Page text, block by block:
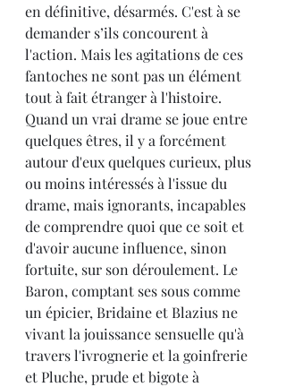
en définitive, désarmés. C'est à se
demander s’ils concourent à
l'action. Mais les agitations de ces
fantoches ne sont pas un élément
tout à fait étranger à l'histoire.
Quand un vrai drame se joue entre
quelques êtres, il y a forcément
autour d'eux quelques curieux, plus
ou moins intéressés à l'issue du
drame, mais ignorants, incapables
de comprendre quoi que ce soit et
d'avoir aucune influence, sinon
fortuite, sur son déroulement. Le
Baron, comptant ses sous comme
un épicier, Bridaine et Blazius ne
vivant la jouissance sensuelle qu'à
travers l'ivrognerie et la goinfrerie
et Pluche, prude et bigote à